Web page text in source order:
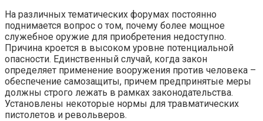
На различных тематических форумах постоянно
поднимается вопрос о том, почему более мощное
служебное оружие для приобретения недоступно.
Причина кроется в высоком уровне потенциальной
опасности. Единственный случай, когда закон
определяет применение вооружения против человека –
обеспечение самозащиты, причем предпринятые меры
должны строго лежать в рамках законодательства.
Установлены некоторые нормы для травматических
пистолетов и револьверов.